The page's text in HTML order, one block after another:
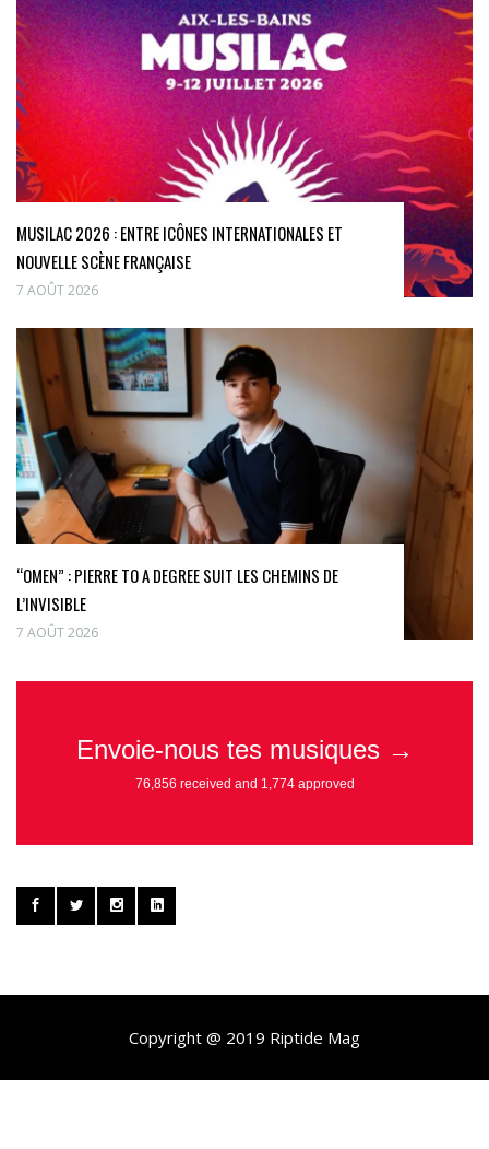
MUSILAC 2026 : ENTRE ICÔNES INTERNATIONALES ET
NOUVELLE SCÈNE FRANÇAISE
7 AOÛT 2026
“OMEN” : PIERRE TO A DEGREE SUIT LES CHEMINS DE
L’INVISIBLE
7 AOÛT 2026
Copyright @ 2019 Riptide Mag